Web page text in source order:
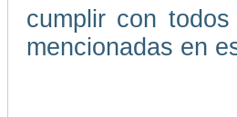
cumplir con
mencionadas en